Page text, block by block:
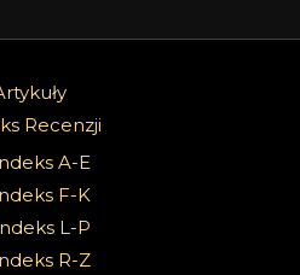
Recenzji
A-E
F-K
L-P
R-Z